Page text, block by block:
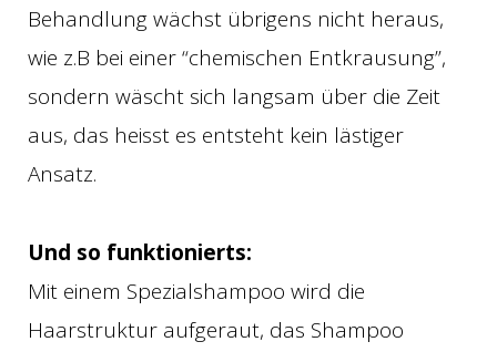
Behandlung wächst übrigens nicht heraus,
wie z.B bei einer “chemischen Entkrausung”,
sondern wäscht sich langsam über die Zeit
aus, das heisst es entsteht kein lästiger
Ansatz.
Und so funktionierts:
Mit einem Spezialshampoo wird die
Haarstruktur aufgeraut, das Shampoo